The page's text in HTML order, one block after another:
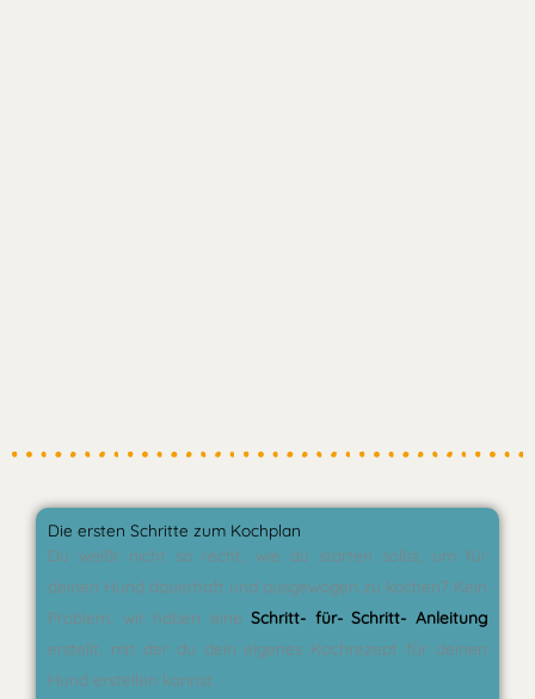
Die ersten Schritte zum Kochplan
Du weißt nicht so recht, wie du starten sollst, um für
deinen Hund dauerhaft und ausgewogen zu kochen? Kein
Problem, wir haben eineSchritt- für- Schritt- Anleitung
erstellt, mit der du dein eigenes Kochrezept für deinen
Hund erstellen kannst.